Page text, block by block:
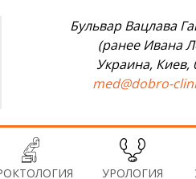
Бульвар Вацлава
(ранее Ивана
Украина, Киев,
med@dobro-
УРОЛОГИЯ